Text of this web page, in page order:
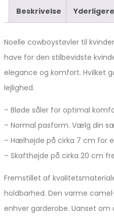
Beskrivelse
Noelle cowboystøvler til
have for den stilbevidste
elegance og komfort. Hvilket
lejlighed.
– Bløde såler for optimal
– Normal pasform. Vælg din
– Hælhøjde på cirka 7 cm for
– Skafthøjde på cirka 20 cm
Fremstillet af
holdbarhed. Den varme
enhver garderobe. Uanset om